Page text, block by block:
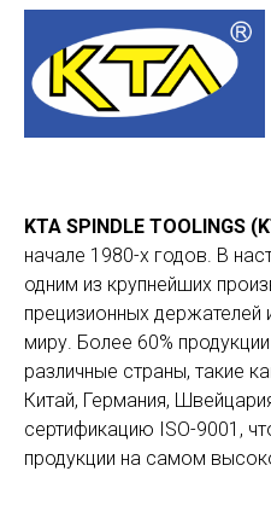
KTA SPINDLE TOOLINGS
начале 1980-х годов. В
одним из крупнейших
прецизионных держателей
миру. Более 60%
различные страны, такие
Китай, Германия,
сертификацию ISO-9001,
продукции на самом